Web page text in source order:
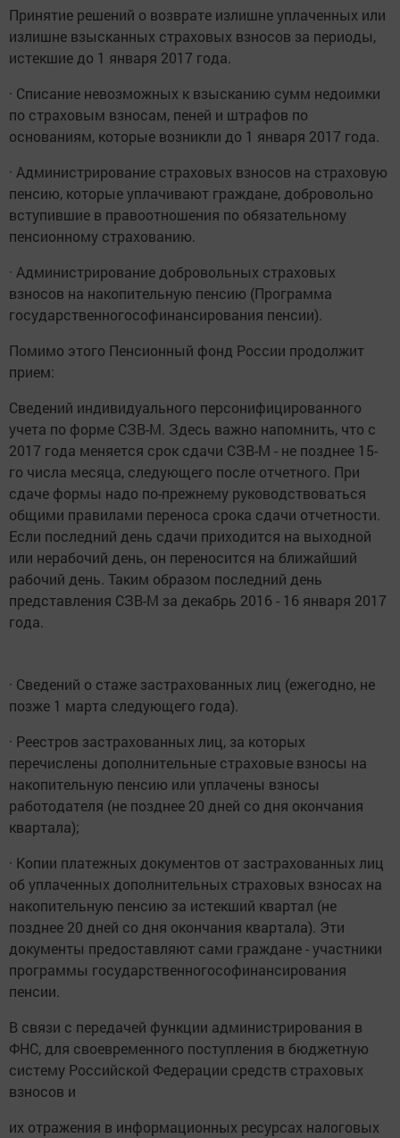
Принятие решений о возврате излишне уплаченных или
излишне взысканных страховых взносов за периоды,
истекшие до 1 января 2017 года.
· Списание невозможных к взысканию сумм недоимки
по страховым взносам, пеней и штрафов по
основаниям, которые возникли до 1 января 2017 года.
· Администрирование страховых взносов на страховую
пенсию, которые уплачивают граждане, добровольно
вступившие в правоотношения по обязательному
пенсионному страхованию.
· Администрирование добровольных страховых
взносов на накопительную пенсию (Программа
государственногософинансирования пенсии).
Помимо этого Пенсионный фонд России продолжит
прием:
Сведений индивидуального персонифицированного
учета по форме СЗВ-М. Здесь важно напомнить, что с
2017 года меняется срок сдачи СЗВ-М - не позднее 15-
го числа месяца, следующего после отчетного. При
сдаче формы надо по-прежнему руководствоваться
общими правилами переноса срока сдачи отчетности.
Если последний день сдачи приходится на выходной
или нерабочий день, он переносится на ближайший
рабочий день. Таким образом последний день
представления СЗВ-М за декабрь 2016 - 16 января 2017
года.
· Сведений о стаже застрахованных лиц (ежегодно, не
позже 1 марта следующего года).
· Реестров застрахованных лиц, за которых
перечислены дополнительные страховые взносы на
накопительную пенсию или уплачены взносы
работодателя (не позднее 20 дней со дня окончания
квартала);
· Копии платежных документов от застрахованных лиц
об уплаченных дополнительных страховых взносах на
накопительную пенсию за истекший квартал (не
позднее 20 дней со дня окончания квартала). Эти
документы предоставляют сами граждане - участники
программы государственногософинансирования
пенсии.
В связи с передачей функции администрирования в
ФНС, для своевременного поступления в бюджетную
систему Российской Федерации средств страховых
взносов и
их отражения в информационных ресурсах налоговых